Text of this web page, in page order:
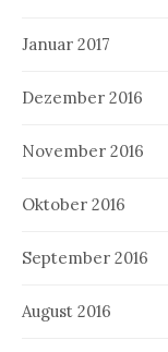
Januar 2017
Dezember 2016
November 2016
Oktober 2016
September 2016
August 2016